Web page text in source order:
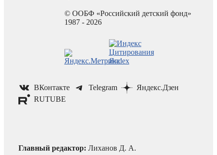
© ООБФ «Российский детский фонд»
1987 - 2026
ВКонтакте Telegram
Яндекс.Дзен
RUTUBE
Главный редактор: Лиханов Д. А.